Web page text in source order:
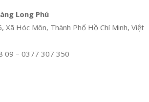
Long Phú
Xã Hóc Môn, Thành Phố Hồ Chí Minh, Việt
09 – 0377 307 350